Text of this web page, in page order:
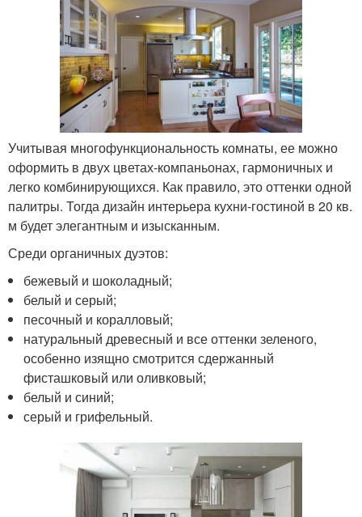
Учитывая многофункциональность комнаты, ее можно
оформить в двух цветах-компаньонах, гармоничных и
легко комбинирующихся. Как правило, это оттенки одной
палитры. Тогда дизайн интерьера кухни-гостиной в 20 кв.
м будет элегантным и изысканным.
Среди органичных дуэтов:
бежевый и шоколадный;
белый и серый;
песочный и коралловый;
натуральный древесный и все оттенки зеленого,
особенно изящно смотрится сдержанный
фисташковый или оливковый;
белый и синий;
серый и грифельный.